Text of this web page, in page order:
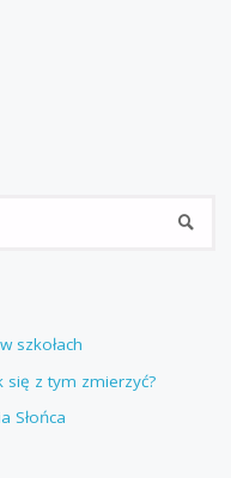
szkołach
się z tym zmierzyć?
Słońca